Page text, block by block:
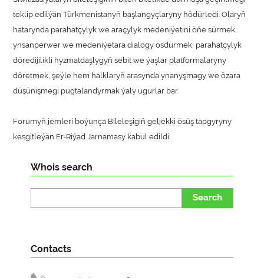
teklip edilýän Türkmenistanyň başlangyçlaryny hödürledi. Olaryň
hatarynda parahatçylyk we araçylyk medeniýetini öňe sürmek,
ynsanperwer we medeniýetara dialogy ösdürmek, parahatçylyk
döredijilikli hyzmatdaşlygyň sebit we ýaşlar platformalaryny
döretmek, şeýle hem halklaryň arasynda ynanyşmagy we özara
düşünişmegi pugtalandyrmak ýaly ugurlar bar.
Forumyň jemleri boýunça Bileleşigiň geljekki ösüş tapgyryny
kesgitleýän Er-Riýad Jarnamasy kabul edildi.
Whois search
Search
Contacts